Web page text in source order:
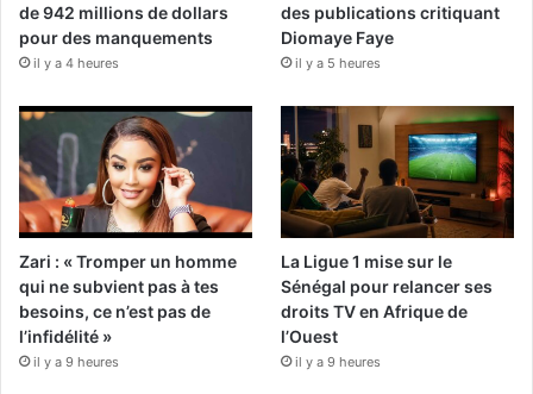
de 942 millions de dollars
pour des manquements
il y a 4 heures
des publications critiquant
Diomaye Faye
il y a 5 heures
Zari : « Tromper un homme
qui ne subvient pas à tes
besoins, ce n’est pas de
l’infidélité »
il y a 9 heures
La Ligue 1 mise sur le
Sénégal pour relancer ses
droits TV en Afrique de
l’Ouest
il y a 9 heures